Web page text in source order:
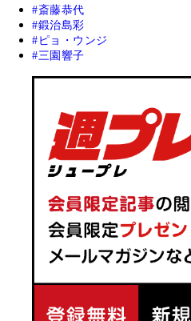
斎藤恭代
鍛治島彩
ピョ・ウンジ
三園響子